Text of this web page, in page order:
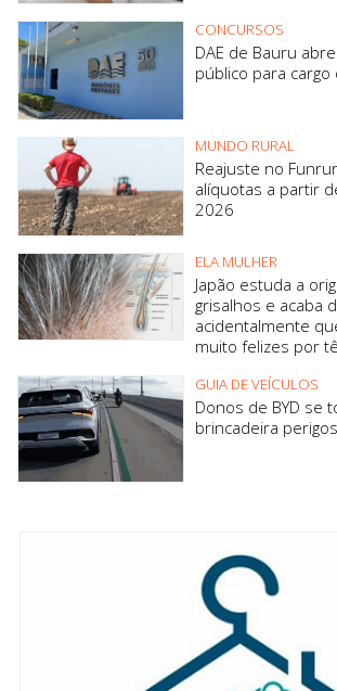
CONCURSOS
DAE de Bauru
público para
MUNDO RURAL
Reajuste no
alíquotas a partir
2026
ELA MULHER
Japão estuda a
grisalhos e acaba
acidentalmente
muito felizes por
GUIA DE VEÍCULOS
Donos de BYD se
brincadeira